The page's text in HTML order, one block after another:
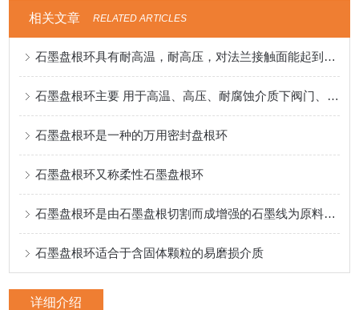
相关文章 RELATED ARTICLES
石墨盘根环具有耐高温，耐高压，对法兰接触面能起到润滑作用
石墨盘根环主要 用于高温、高压、耐腐蚀介质下阀门、泵、反应釜的密封
石墨盘根环是一种的万用密封盘根环
石墨盘根环又称柔性石墨盘根环
石墨盘根环是由石墨盘根切割而成增强的石墨线为原料精工编织而得。
石墨盘根环适合于含固体颗粒的易磨损介质
详细介绍